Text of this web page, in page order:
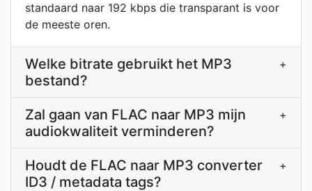
standaard naar 192 kbps die transparant is voor
de meeste oren.
Welke bitrate gebruikt het MP3
bestand?
+
Zal gaan van FLAC naar MP3 mijn
audiokwaliteit verminderen?
+
Houdt de FLAC naar MP3 converter
ID3 / metadata tags?
+